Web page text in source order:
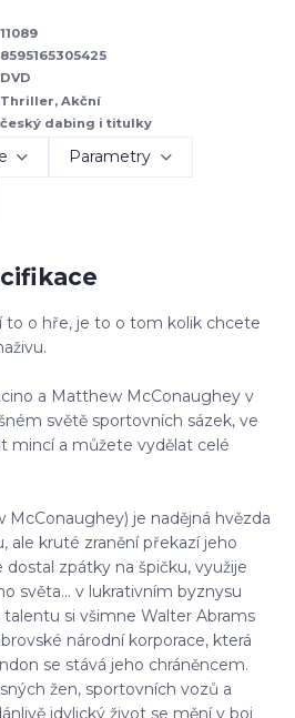
11089
8595165305425
DVD
Thriller, Akční
český dabing i titulky
Parametry
to o hře, je to o tom kolik chcete
a Matthew McConaughey v
světě sportovních sázek, ve
mincí a můžete vydělat celé
je nadějná hvězda
ale kruté zranění překazí jeho
dostal zpátky na špičku, využije
světa... v lukrativním byznysu
si všimne Walter Abrams
národní korporace, která
se stává jeho chráněncem.
žen, sportovních vozů a
idylický život se mění v boj